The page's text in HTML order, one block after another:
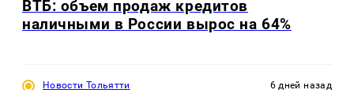
ВТБ: объем продаж кредитов
наличными в России вырос на 64%
Новости Тольятти 6 дней назад